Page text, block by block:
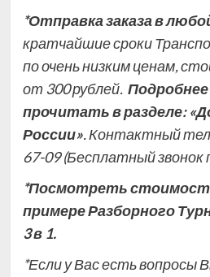
*Отправка заказа в
кратчайшие сроки
по очень низким ценам,
от 300 рублей.
прочитать в разделе:
России». Контактный
67-09(Бесплатный звонок
*Посмотреть
примере Разборного
3 в 1.
*Если у Вас есть вопросы